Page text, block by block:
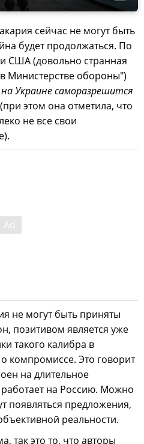
сейчас не могут быть
будет продолжаться. По
США (довольно странная
Министерстве обороны")
Украине саморазрешится
этом она отметила, что
не все свои
не могут быть приняты
позитивом является уже
такого калибра в
компромиссе. Это говорит
на длительное
на Россию. Можно
появляться предложения,
реальности.
так это то, что авторы